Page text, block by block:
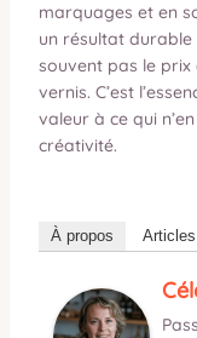
marquages et en
un résultat durable
souvent pas le prix
vernis. C’est
valeur à ce qui
créativité.
À propos